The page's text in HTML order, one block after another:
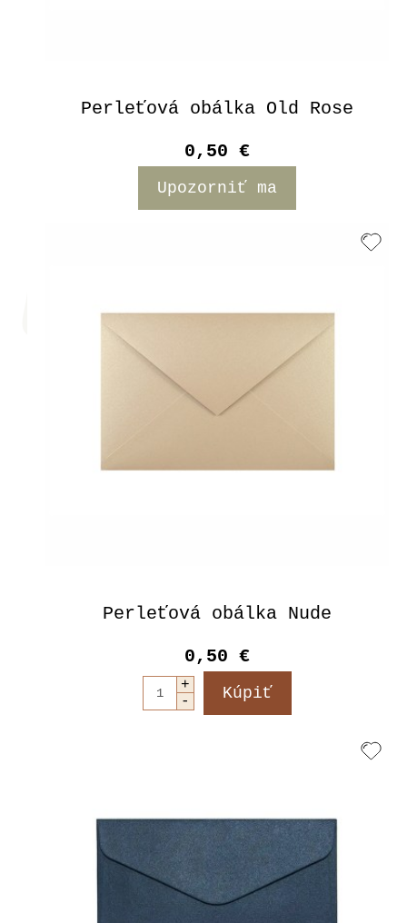
Perleťová obálka Old Rose
0,50 €
Upozorniť ma
Perleťová obálka Nude
0,50 €